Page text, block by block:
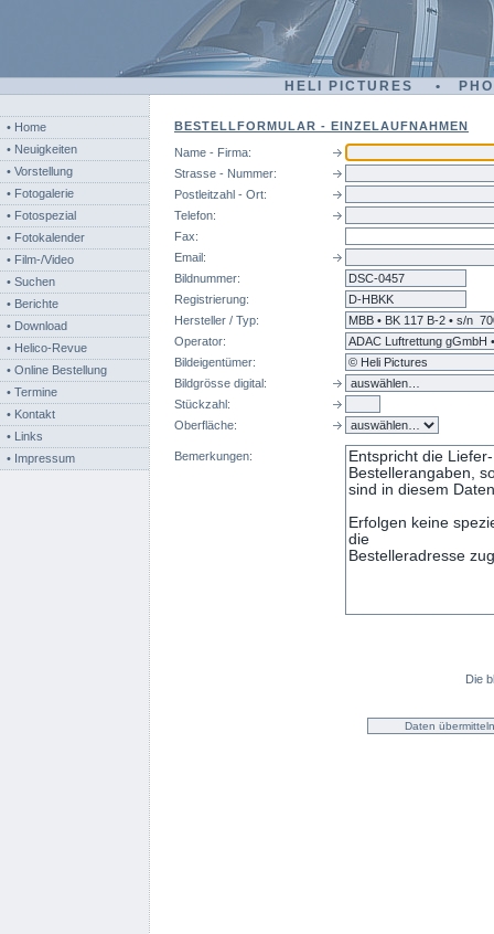
HELI PICTURES •
• Home
• Neuigkeiten
• Vorstellung
• Fotogalerie
• Fotospezial
• Fotokalender
• Film-/Video
• Suchen
• Berichte
• Download
• Helico-Revue
• Online Bestellung
• Termine
• Kontakt
• Links
• Impressum
BESTELLFORMULAR - EINZELAUFNAHMEN
Name - Firma:
Strasse - Nummer:
Postleitzahl - Ort:
Telefon:
Fax:
Email:
Bildnummer:
Registrierung:
Hersteller / Typ:
Operator:
Bildeigentümer:
Bildgrösse digital:
Stückzahl:
Oberfläche:
Bemerkungen:
Die